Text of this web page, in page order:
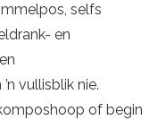
selfs
en
vullisblik nie.
of begin